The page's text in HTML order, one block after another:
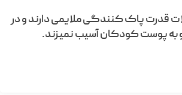
قدرت پاک کنندگی ملایمی دارند و در
پوست کودکان آسیب نمیزند.